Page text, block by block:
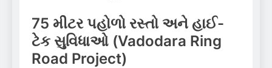
75 મીટર પહોળો રસ્તો અને હાઈ-
ટેક સુવિધાઓ (Vadodara Ring
Road Project)